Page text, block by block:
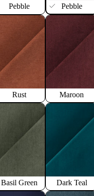
Pebble Pebble
Rust Maroon
Basil Green Dark Teal